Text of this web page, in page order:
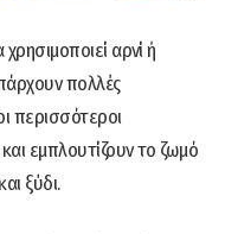
αρνί ή
πολλές
περισσότεροι
εμπλουτίζουν το ζωμό
ξύδι.